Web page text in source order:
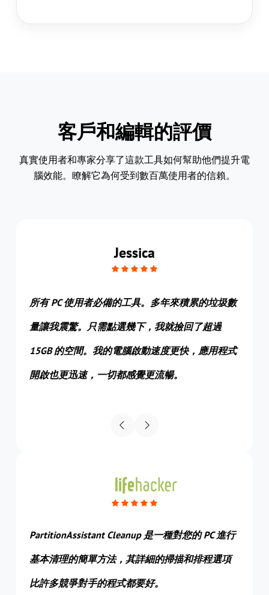
客戶和編輯的評價
真實使用者和專家分享了這款工具如何幫助他們提升電
腦效能。瞭解它為何受到數百萬使用者的信賴。
Jessica
所有 PC 使用者必備的工具。多年來積累的垃圾數
量讓我震驚。只需點選幾下，我就撿回了超過
15GB 的空間。我的電腦啟動速度更快，應用程式
開啟也更迅速，一切都感覺更流暢。
PartitionAssistant Cleanup 是一種對您的 PC 進行
基本清理的簡單方法，其詳細的掃描和排程選項
比許多競爭對手的程式都要好。